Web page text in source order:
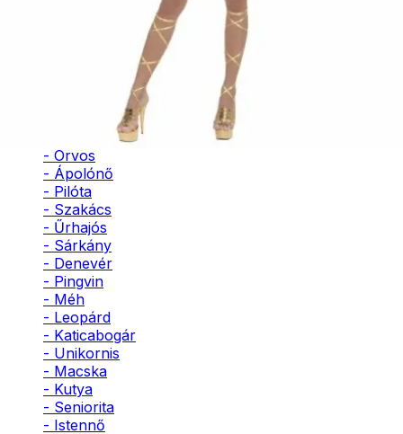
- Orvos
- Ápolónő
- Pilóta
- Szakács
- Űrhajós
- Sárkány
- Denevér
- Pingvin
- Méh
- Leopárd
- Katicabogár
- Unikornis
- Macska
- Kutya
- Seniorita
- Istennő